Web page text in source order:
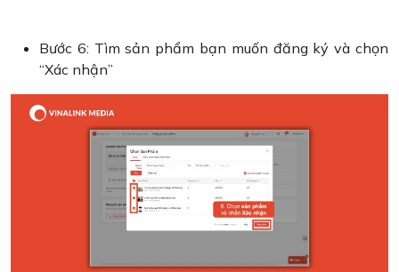
Bước 6: Tìm sản phẩm bạn muốn đăng ký và chọn
“Xác nhận”